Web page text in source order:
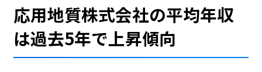
応用地質株式会社の平均年収
は過去5年で上昇傾向